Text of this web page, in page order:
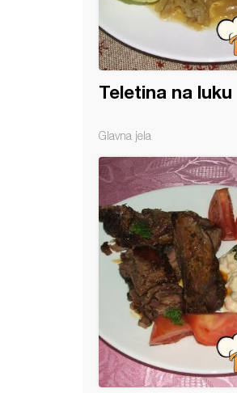
Teletina na luku
Glavna jela
kupus sa teletinom